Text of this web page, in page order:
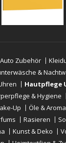
Auto Zubehör
&
Hautpflege
& Hygiene
Up
Öle &
Rasieren
Kunst & Deko